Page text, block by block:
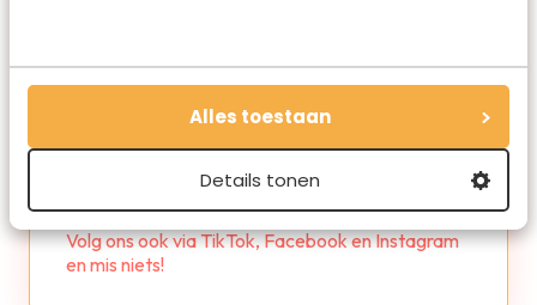
Alles toestaan
Details tonen
Redactie Travelvalley
De redactie van Travelvalley houd je op de
hoogte van reisnieuws en trends in de reiswereld.
Volg ons ook via TikTok, Facebook en Instagram
en mis niets!